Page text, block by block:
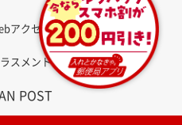
アクセシビリティ方針
スメントに関する考え方
POST